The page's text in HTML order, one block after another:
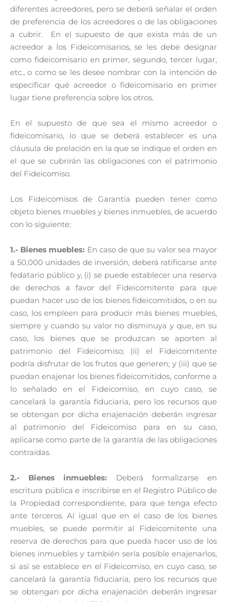
diferentes acreedores, pero se deberá señalar el orden
de preferencia de los acreedores o de las obligaciones
a cubrir. En el supuesto de que exista más de un
acreedor a los Fideicomisarios, se les debe designar
como fideicomisario en primer, segundo, tercer lugar,
etc., o como se les desee nombrar con la intención de
especificar qué acreedor o fideicomisario en primer
lugar tiene preferencia sobre los otros.
En el supuesto de que sea el mismo acreedor o
fideicomisario, lo que se deberá establecer es una
cláusula de prelación en la que se indique el orden en
el que se cubrirán las obligaciones con el patrimonio
del Fideicomiso.
Los Fideicomisos de Garantía pueden tener como
objeto bienes muebles y bienes inmuebles, de acuerdo
con lo siguiente:
1.- Bienes muebles: En caso de que su valor sea mayor
a 50,000 unidades de inversión, deberá ratificarse ante
fedatario público y, (i) se puede establecer una reserva
de derechos a favor del Fideicomitente para que
puedan hacer uso de los bienes fideicomitidos, o en su
caso, los empleen para producir más bienes muebles,
siempre y cuando su valor no disminuya y que, en su
caso, los bienes que se produzcan se aporten al
patrimonio del Fideicomiso; (ii) el Fideicomitente
podría disfrutar de los frutos que generen; y (iii) que se
puedan enajenar los bienes fideicomitidos, conforme a
lo señalado en el Fideicomiso, en cuyo caso, se
cancelará la garantía fiduciaria, pero los recursos que
se obtengan por dicha enajenación deberán ingresar
al patrimonio del Fideicomiso para en su caso,
aplicarse como parte de la garantía de las obligaciones
contraídas.
2.- Bienes inmuebles: Deberá formalizarse en
escritura pública e inscribirse en el Registro Público de
la Propiedad correspondiente, para que tenga efecto
ante terceros. Al igual que en el caso de los bienes
muebles, se puede permitir al Fideicomitente una
reserva de derechos para que pueda hacer uso de los
bienes inmuebles y también sería posible enajenarlos,
si así se establece en el Fideicomiso, en cuyo caso, se
cancelará la garantía fiduciaria, pero los recursos que
se obtengan por dicha enajenación deberán ingresar